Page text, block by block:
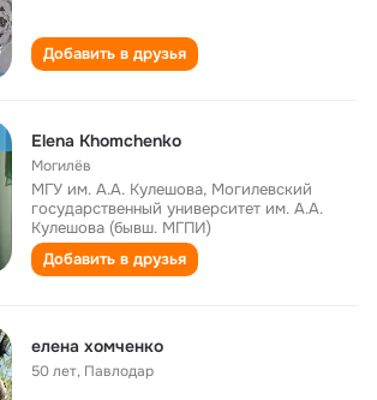
Добавить в друзья
Elena Khomchenko
Могилёв
МГУ им. А.А. Кулешова, Могилевский
государственный университет им. А.А.
Кулешова (бывш. МГПИ)
Добавить в друзья
елена хомченко
50 лет, Павлодар